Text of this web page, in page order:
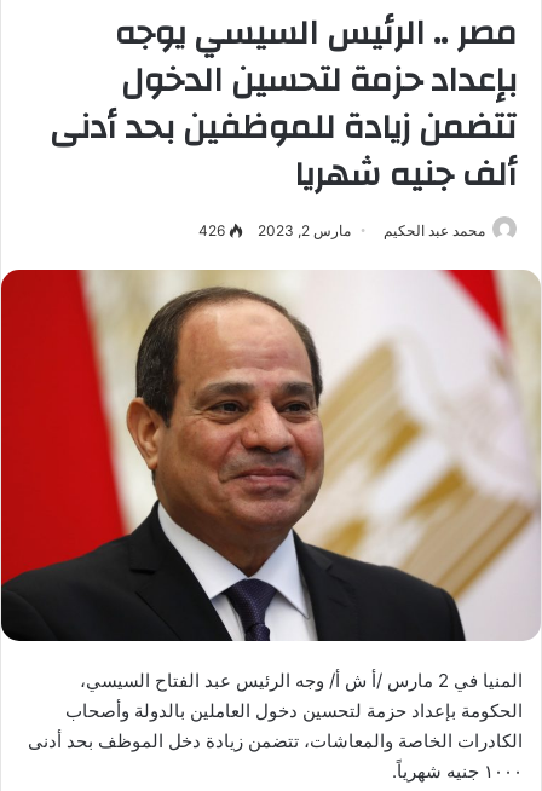
مصر .. الرئيس السيسي يوجه
بإعداد حزمة لتحسين الدخول
تتضمن زيادة للموظفين بحد أدنى
ألف جنيه شهريا
محمد عبد الحكيم مارس 2, 2023 426
المنيا في 2 مارس /أ ش أ/ وجه الرئيس عبد الفتاح السيسي،
الحكومة بإعداد حزمة لتحسين دخول العاملين بالدولة وأصحاب
الكادرات الخاصة والمعاشات، تتضمن زيادة دخل الموظف بحد أدنى
١٠٠٠ جنيه شهرياً.